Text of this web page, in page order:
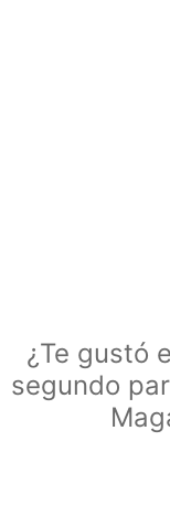
¿Te gustó
segundo